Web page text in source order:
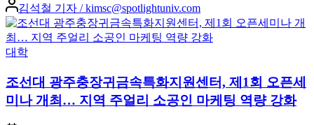
Posted
by
김석철 기자 / kimsc@spotlightuniv.com
Posted
대학
조선대 광주충장귀금속특화지원센터, 제1회 오픈세
미나 개최… 지역 주얼리 소공인 마케팅 역량 강화